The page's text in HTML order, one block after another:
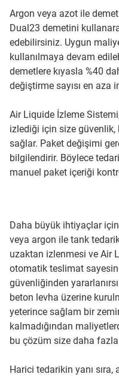
Argon veya azot ile
Dual23 demetini
edebilirsiniz. Uygun
kullanılmaya devam
demetlere kıyasla %40
değiştirme sayısı en aza
Air Liquide İzleme
izlediği için size
sağlar. Paket değişimi
bilgilendirir. Böylece
manuel paket içeriği
Daha büyük ihtiyaçlar
veya argon ile tank
uzaktan izlenmesi ve Air
otomatik teslimat
güvenliğinden
beton levha üzerine
yeterince sağlam bir
kalmadığından
bu çözüm size daha
Harici tedarikin yanı